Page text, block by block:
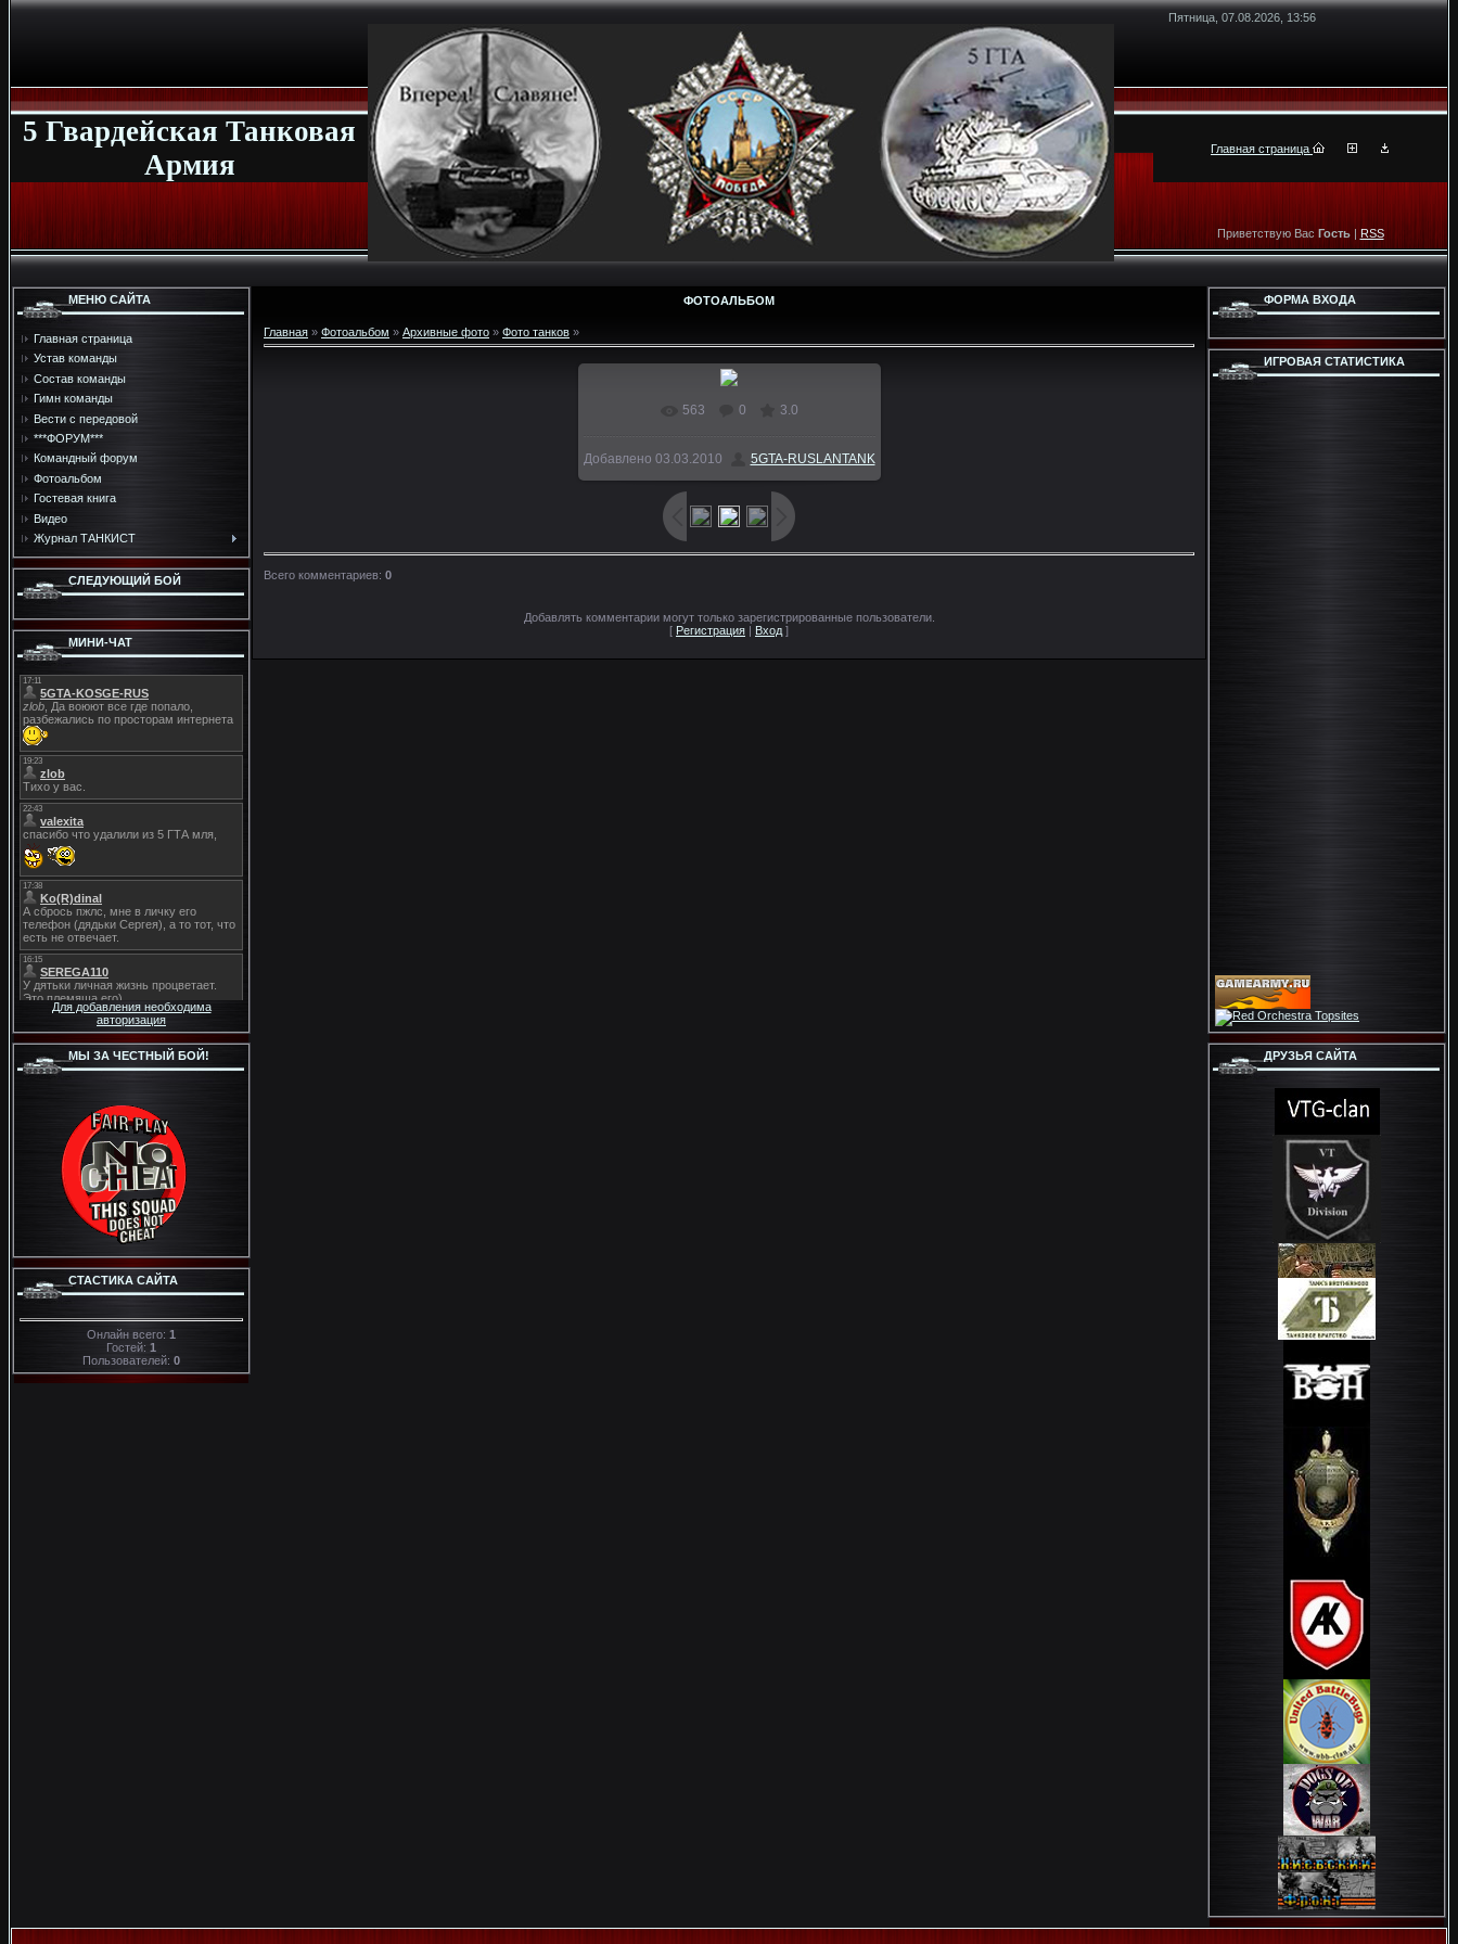
Пятница, 07.08.2026, 13:56
5 Гвардейская Танковая
Армия
Главная страница
Приветствую Вас Гость| RSS
МЕНЮ САЙТА
Главная страница
Устав команды
Состав команды
Гимн команды
Вести с передовой
***ФОРУМ***
Командный форум
Фотоальбом
Гостевая книга
Видео
Журнал ТАНКИСТ
СЛЕДУЮЩИЙ БОЙ
МИНИ-ЧАТ
Для добавления необходима
авторизация
МЫ ЗА ЧЕСТНЫЙ БОЙ!
СТАСТИКА САЙТА
Онлайн всего: 1
Гостей: 1
Пользователей: 0
ФОТОАЛЬБОМ
Главная » Фотоальбом » Архивные фото » Фото танков »
В реальном размере 600x527
563 0 3.0
Добавлено 03.03.2010 5GTA-RUSLANTANK
Всего комментариев: 0
Добавлять комментарии могут только зарегистрированные пользователи.
[ Регистрация | Вход ]
ФОРМА ВХОДА
ИГРОВАЯ СТАТИСТИКА
ДРУЗЬЯ САЙТА